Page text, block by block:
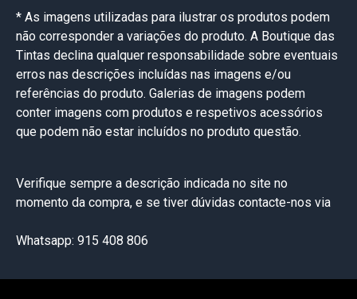
* As imagens utilizadas para ilustrar os produtos podem
não corresponder a variações do produto. A Boutique das
Tintas declina qualquer responsabilidade sobre eventuais
erros nas descrições incluídas nas imagens e/ou
referências do produto. Galerias de imagens podem
conter imagens com produtos e respetivos acessórios
que podem não estar incluídos no produto questão.
Verifique sempre a descrição indicada no site no
momento da compra, e se tiver dúvidas contacte-nos via
Whatsapp: 915 408 806